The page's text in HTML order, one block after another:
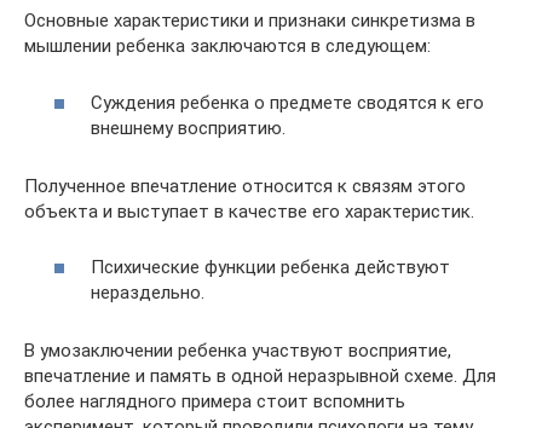
Основные характеристики и признаки синкретизма в
мышлении ребенка заключаются в следующем:
Суждения ребенка о предмете сводятся к его
внешнему восприятию.
Полученное впечатление относится к связям этого
объекта и выступает в качестве его характеристик.
Психические функции ребенка действуют
нераздельно.
В умозаключении ребенка участвуют восприятие,
впечатление и память в одной неразрывной схеме. Для
более наглядного примера стоит вспомнить